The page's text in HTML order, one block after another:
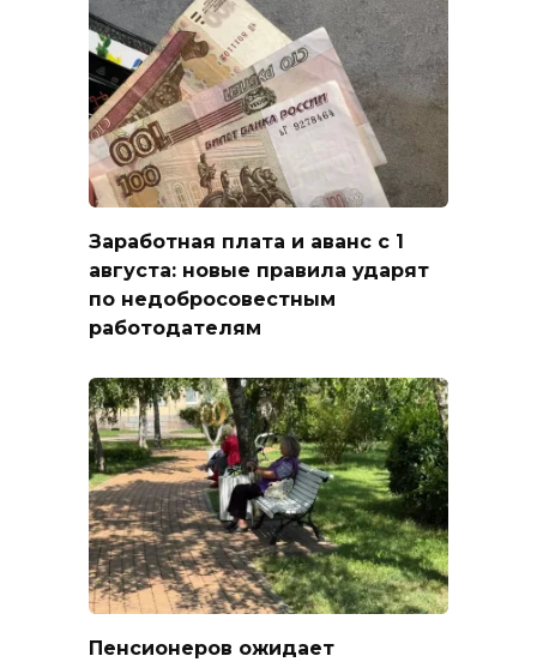
Заработная плата и аванс с 1
августа: новые правила ударят
по недобросовестным
работодателям
Пенсионеров ожидает